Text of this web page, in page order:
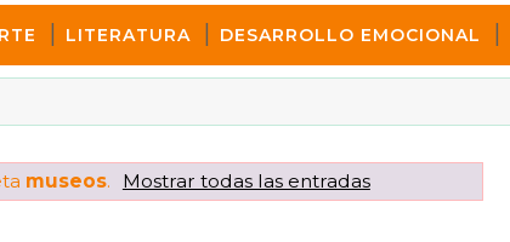
LITERATURA DESARROLLO EMOCIONAL
museos. Mostrar todas las entradas